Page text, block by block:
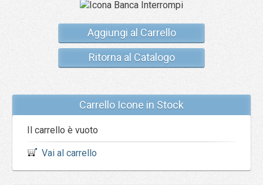
Aggiungi al Carrello
Ritorna al Catalogo
Carrello Icone in Stock
Il carrello è vuoto
Vai al carrello